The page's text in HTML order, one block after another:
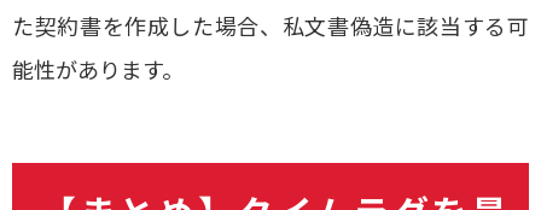
た契約書を作成した場合、私文書偽造に該当する可
能性があります。